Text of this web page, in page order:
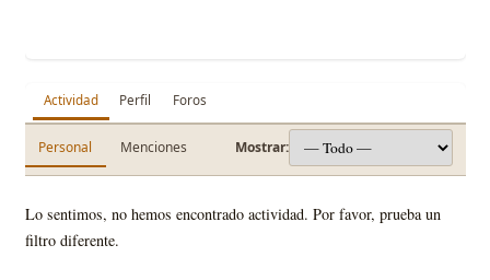
Actividad Perfil Foros
Personal Menciones Mostrar:
Lo sentimos, no hemos encontrado actividad. Por favor, prueba un
filtro diferente.